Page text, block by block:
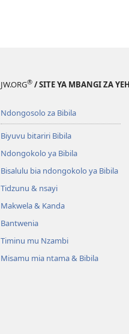
JW.ORG® / SITE YA MBANGI ZA
Ndongosolo za Bibila
Biyuvu bitariri Bibila
Ndongokolo ya Bibila
Bisalulu bia ndongokolo ya Bibila
Tidzunu & nsayi
Makwela & Kanda
Bantwenia
Timinu mu Nzambi
Misamu mia ntama & Bibila